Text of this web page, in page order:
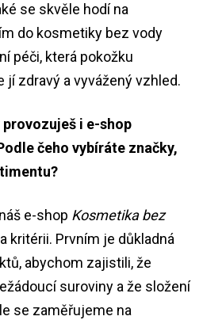
se skvěle hodí na
do kosmetiky bez vody
péči, která pokožku
zdravý a vyvážený vzhled.
i e-shop
čeho vybíráte značky,
e-shop Kosmetika bez
kritérii. Prvním je důkladná
abychom zajistili, že
suroviny a že složení
se zaměřujeme na